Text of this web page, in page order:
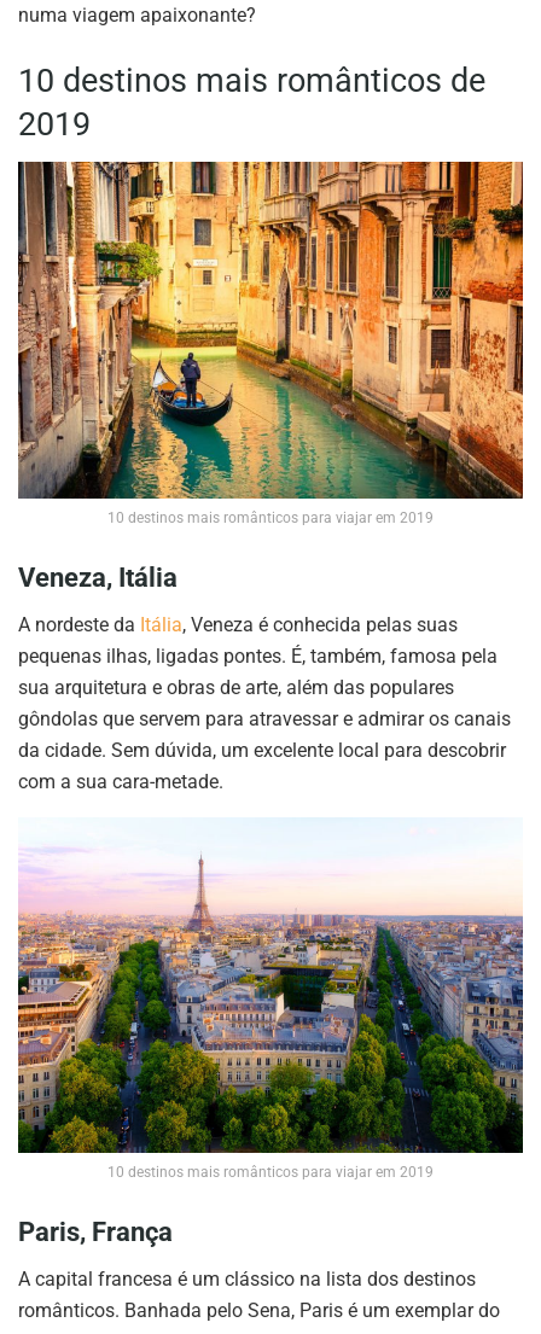
numa viagem apaixonante?
10 destinos mais românticos de
2019
10 destinos mais românticos para viajar em 2019
Veneza, Itália
A nordeste da Itália, Veneza é conhecida pelas suas
pequenas ilhas, ligadas pontes. É, também, famosa pela
sua arquitetura e obras de arte, além das populares
gôndolas que servem para atravessar e admirar os canais
da cidade. Sem dúvida, um excelente local para descobrir
com a sua cara-metade.
10 destinos mais românticos para viajar em 2019
Paris, França
A capital francesa é um clássico na lista dos destinos
românticos. Banhada pelo Sena, Paris é um exemplar do